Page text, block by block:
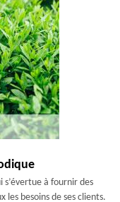
s’évertue à fournir des
les besoins de ses clients.